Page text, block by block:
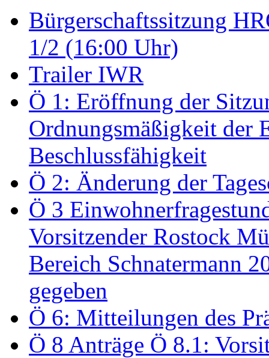
Bürgerschaftssitzung
1/2 (16:00 Uhr)
Trailer IWR
Ö 1: Eröffnung der
Ordnungsmäßigkeit der
Beschlussfähigkeit
Ö 2: Änderung der
Ö 3
Vorsitzender Rostock
Bereich Schnatermann
gegeben
Ö 6: Mitteilungen des
Ö 8 Anträge Ö 8.1: